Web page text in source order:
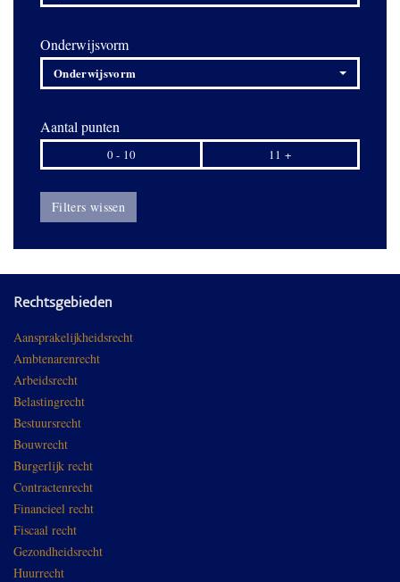
Onderwijsvorm
Onderwijsvorm
Aantal punten
0 - 10 11 +
Filters wissen
Rechtsgebieden
Aansprakelijkheidsrecht
Ambtenarenrecht
Arbeidsrecht
Belastingrecht
Bestuursrecht
Bouwrecht
Burgerlijk recht
Contractenrecht
Financieel recht
Fiscaal recht
Gezondheidsrecht
Huurrecht